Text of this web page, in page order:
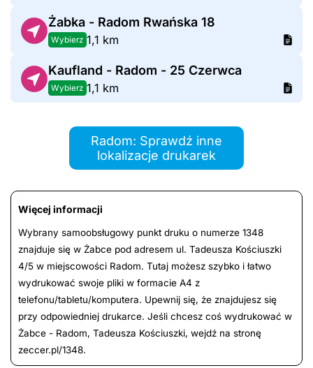
Żabka - Radom Rwańska 18
Wybierz 1,1 km
Kaufland - Radom - 25 Czerwca
Wybierz 1,1 km
Radom: Sprawdź inne
lokalizacje drukarek
Więcej informacji
Wybrany samoobsługowy punkt druku o numerze 1348
znajduje się w Żabce pod adresem ul. Tadeusza Kościuszki
4/5 w miejscowości Radom. Tutaj możesz szybko i łatwo
wydrukować swoje pliki w formacie A4 z
telefonu/tabletu/komputera. Upewnij się, że znajdujesz się
przy odpowiedniej drukarce. Jeśli chcesz coś wydrukować w
Żabce - Radom, Tadeusza Kościuszki, wejdź na stronę
zeccer.pl/1348.